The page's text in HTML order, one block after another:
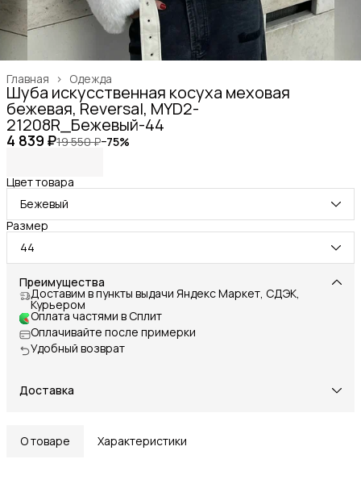
Одежда
Главная ›
Шуба искусственная косуха меховая
бежевая, Reversal, MYD2-
21208R_Бежевый-44
4 839 ₽19 550 ₽−75%
Цвет товара
Бежевый
Размер
44
Преимущества
Доставим в пункты выдачи Яндекс Маркет, СДЭК,
Курьером
Оплата частями в Сплит
Оплачивайте после примерки
Удобный возврат
Доставка
О товаре Характеристики